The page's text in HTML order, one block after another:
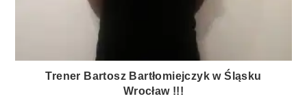
Trener Bartosz Bartłomiejczyk w Śląsku
Wrocław !!!